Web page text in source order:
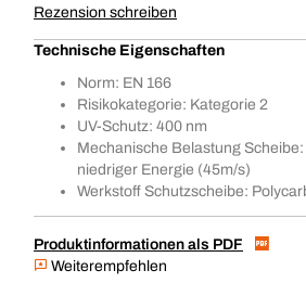
Rezension schreiben
Technische Eigenschaften
Norm: EN 166
Risikokategorie: Kategorie 2
UV-Schutz: 400 nm
Mechanische Belastung
niedriger Energie (45m/s)
Werkstoff Schutzscheibe:
Produktinformationen als PDF
Weiterempfehlen